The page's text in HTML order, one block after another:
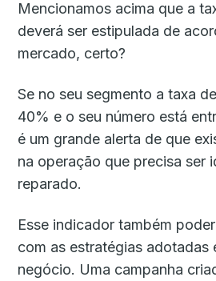
Mencionamos acima que a
deverá ser estipulada de
mercado, certo?
Se no seu segmento a taxa
40% e o seu número está
é um grande alerta de que
na operação que precisa ser
reparado.
Esse indicador também
com as estratégias adotadas
negócio. Uma campanha